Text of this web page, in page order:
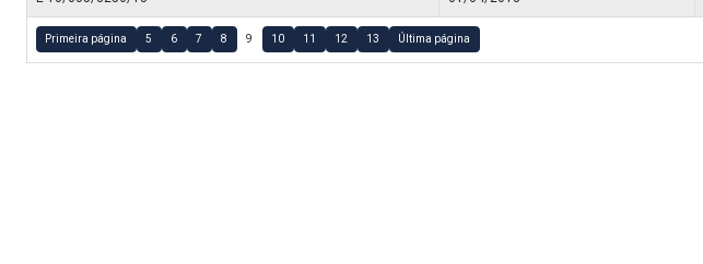
Primeira página 5 6 7 8 9 10 11 12 13 Última página